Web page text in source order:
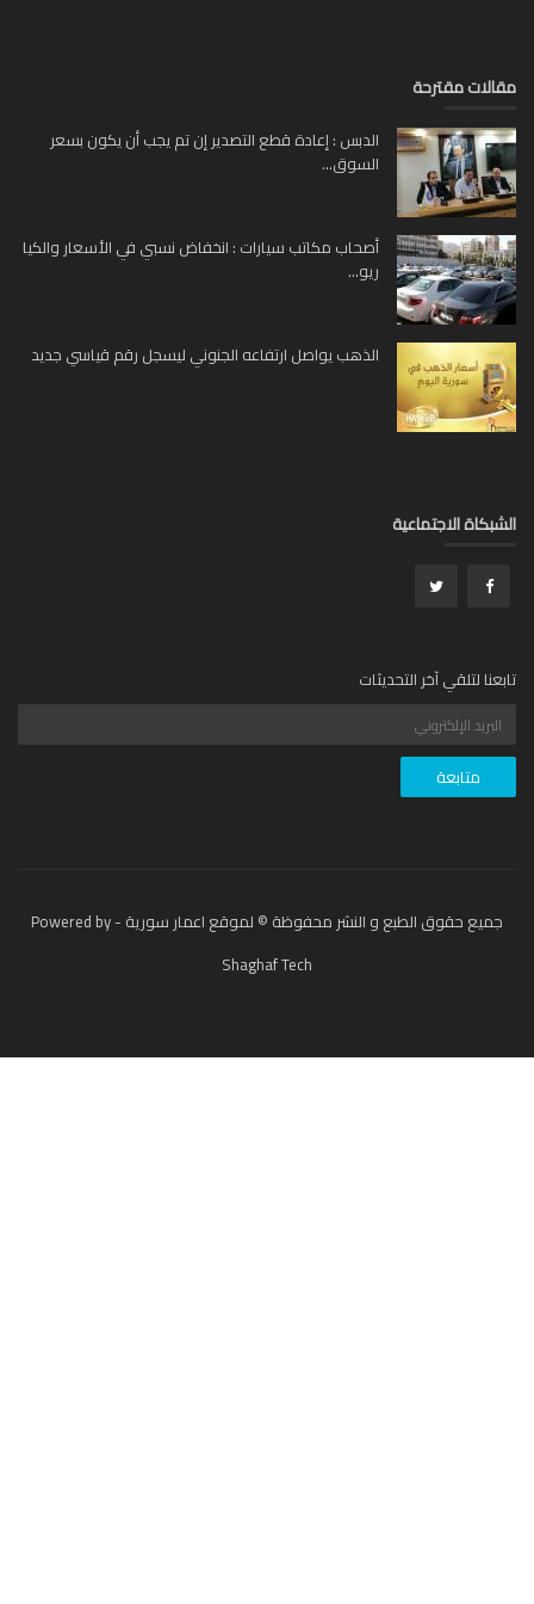
مقترحة
الدبس : إعادة قطع التصدير إن تم يجب أن يكون بسعر
السوق...
أصحاب مكاتب سيارات : انخفاض نسبي في الأسعار والكيا
ريو...
الذهب يواصل ارتفاعه الجنوني ليسجل رقم قياسي جديد
الاجتماعية
لتلقي آخر التحديثات
جميع حقوق الطبع و النشر محفوظة © لموقع اعمار سورية - Powered by
Shaghaf Tech